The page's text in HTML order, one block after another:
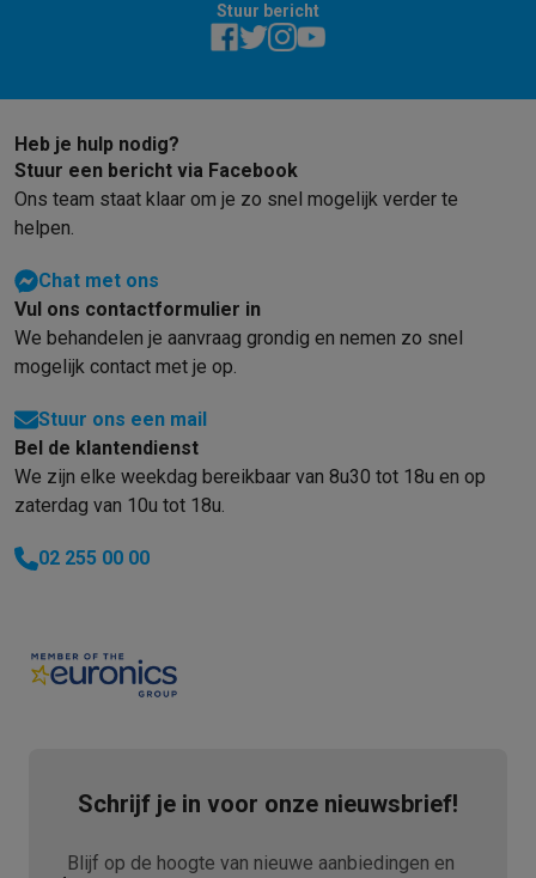
Stuur bericht
Heb je hulp nodig?
Stuur een bericht via Facebook
Ons team staat klaar om je zo snel mogelijk verder te
helpen.
Chat met ons
Vul ons contactformulier in
We behandelen je aanvraag grondig en nemen zo snel
mogelijk contact met je op.
Stuur ons een mail
Bel de klantendienst
We zijn elke weekdag bereikbaar van 8u30 tot 18u en op
zaterdag van 10u tot 18u.
02 255 00 00
Schrijf je in voor onze nieuwsbrief!
Blijf op de hoogte van nieuwe aanbiedingen en